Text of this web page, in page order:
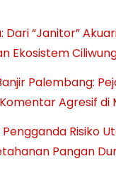
Dari “Janitor”
Ekosistem
Palembang:
Agresif di
Risiko
Pangan